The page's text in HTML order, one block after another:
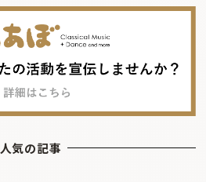
人気の記事